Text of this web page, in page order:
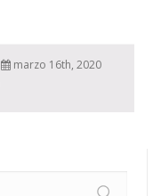
marzo 16th, 2020